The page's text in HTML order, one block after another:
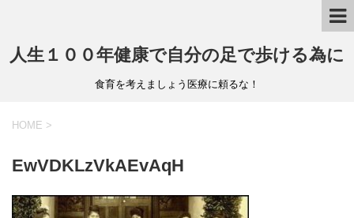
人生１００年健康で自分の足で歩ける為に
食育を考えましょう医療に頼るな！
HOME >
EwVDKLzVkAEvAqH